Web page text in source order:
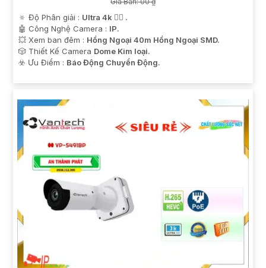
🔅 Độ Phân giải : Ultra 4k 👍🏾 .
🤖️ Công Nghệ Camera : IP.
💥 Xem ban đêm : Hồng Ngoại 40m Hồng Ngoại SMD.
🎲 Thiết Kế Camera Dome Kim loại.
️☣️ Ưu Điểm : Báo Động Chuyển Động.